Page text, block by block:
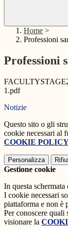
Home >
Professioni
Professioni
1.pdf
Notizie
Questo sito o gli
cookie necessari al
COOKIE
Personalizza
Gestione cookie
In questa
I cookie necessari
piattaforma e non è
Per conoscere quali
visionare la